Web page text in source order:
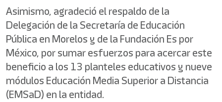
Asimismo, agradeció el respaldo de la
Delegación de la Secretaría de Educación
Pública en Morelos y de la Fundación Es por
México, por sumar esfuerzos para acercar este
beneficio a los 13 planteles educativos y nueve
módulos Educación Media Superior a Distancia
(EMSaD) en la entidad.